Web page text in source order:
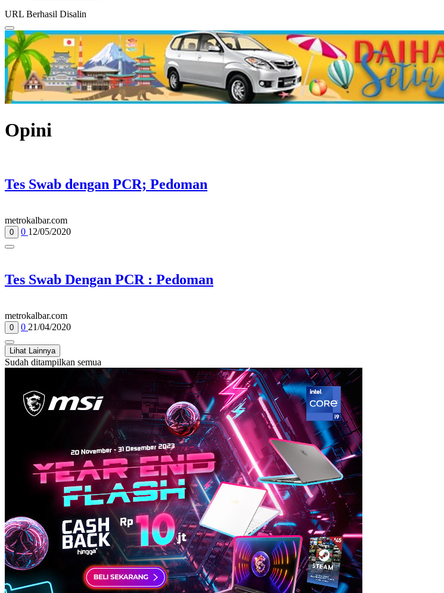
URL Berhasil Disalin
Opini
Tes Swab dengan PCR; Pedoman
metrokalbar.com
0 0 12/05/2020
Tes Swab Dengan PCR : Pedoman
metrokalbar.com
0 0 21/04/2020
Lihat Lainnya
Sudah ditampilkan semua